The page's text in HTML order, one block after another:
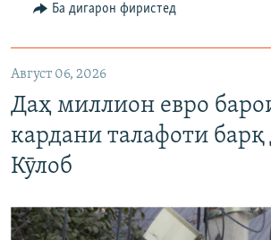
Ба дигарон фиристед
Август 06, 2026
Даҳ миллион евро
кардани талафоти барқ
Кӯлоб